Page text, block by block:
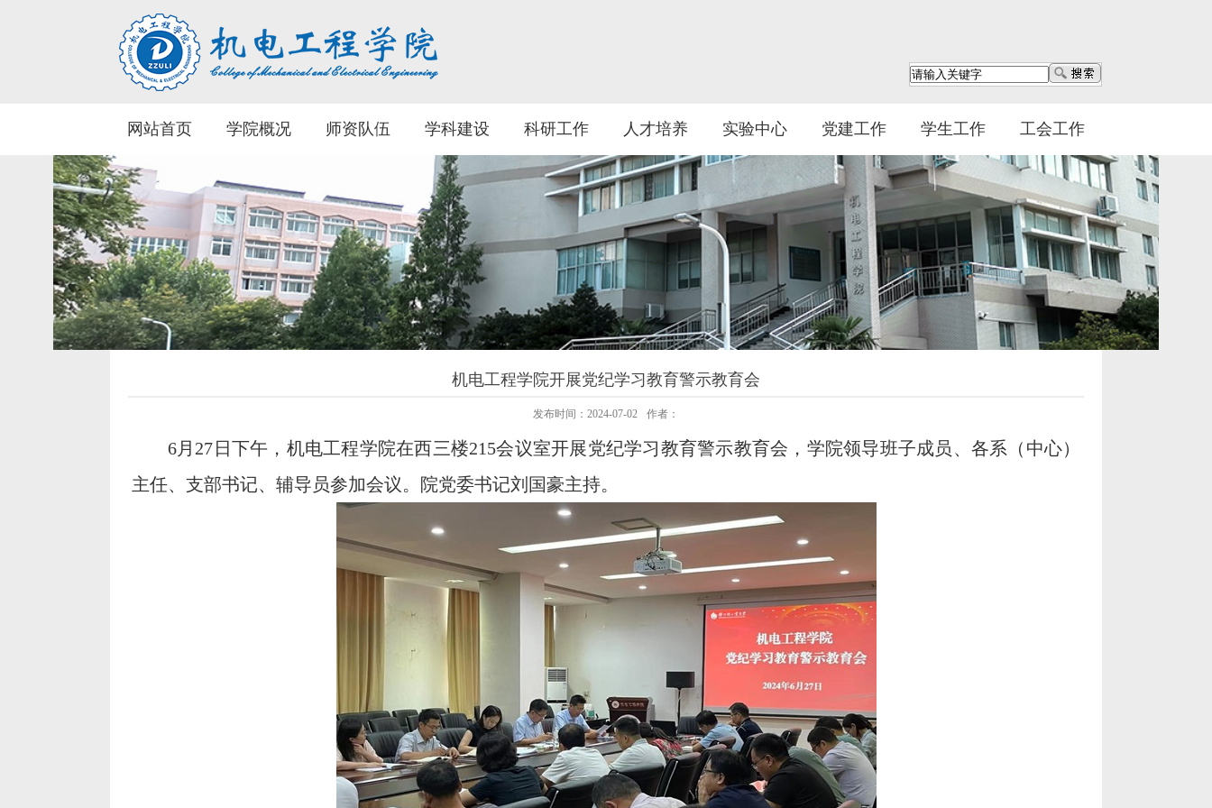
网站首页 学院概况 师资队伍 学科建设 科研工作 人才培养 实验中心 党建工作 学生工作 工会工作
机电工程学院开展党纪学习教育警示教育会
发布时间：2024-07-02 作者：
6月27日下午，机电工程学院在西三楼215会议室开展党纪学习教育警示教育会，学院领导班子成员、各系（中心）
主任、支部书记、辅导员参加会议。院党委书记刘国豪主持。